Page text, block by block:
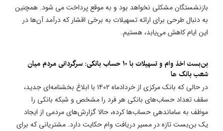
بازنشستگان مشکلی نخواهد بود و به موقع پرداخت می شود. همچنین
به دنبال طرحی برای ارائه تسهیلات به برخی اقشار که درآمد آن‌ها در
این ایام کاهش می‌یابد، هستیم.
بن‌بست اخذ وام و تسهیلات با ۱۰ حساب بانکی: سرگردانی مردم میان
شعب بانک ها
در حالی که بانک مرکزی از خردادماه ۱۴۰۲ با ابلاغ بخشنامه‌ای جدید،
سقف تعداد حساب‌های بانکی هر فرد را مشخص و شبکه بانکی را
موظف به ساماندهی حساب‌ها کرده، حالا گزارش‌های مردمی از ایجاد
یک بن‌بست تازه در مسیر دریافت وام حکایت دارد. مشتریانی که برای